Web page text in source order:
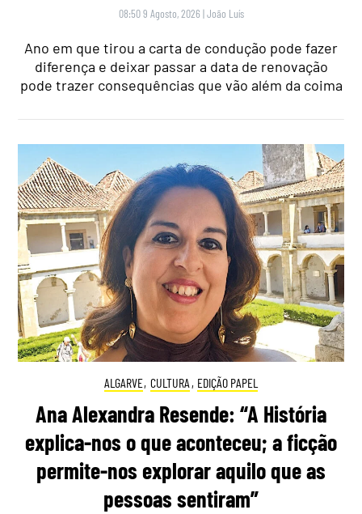
08:50 9 Agosto, 2026 |João Luís
Ano em que tirou a carta de condução pode fazer
diferença e deixar passar a data de renovação
pode trazer consequências que vão além da coima
ALGARVE, CULTURA , EDIÇÃO PAPEL
Ana Alexandra Resende: “A História
explica-nos o que aconteceu; a ficção
permite-nos explorar aquilo que as
pessoas sentiram”